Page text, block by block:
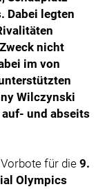
Dabei legten
nicht
im von
Wilczynski
und abseits
für die 9.
Olympics